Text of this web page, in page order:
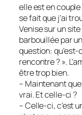
elle est en
se fait que j’ai
Venise sur un
barbouillée par
question: qu’est-
rencontre ? ».
être trop bien.
– Maintenant
vrai. Et celle-ci ?
– Celle-ci, c’est